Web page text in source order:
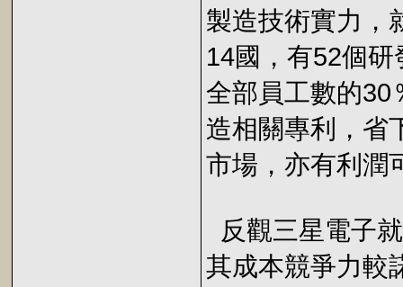
製造技術實力，
14國，有52個
全部員工數的30
造相關專利，省
市場，亦有利潤
反觀三星電子
其成本競爭力較